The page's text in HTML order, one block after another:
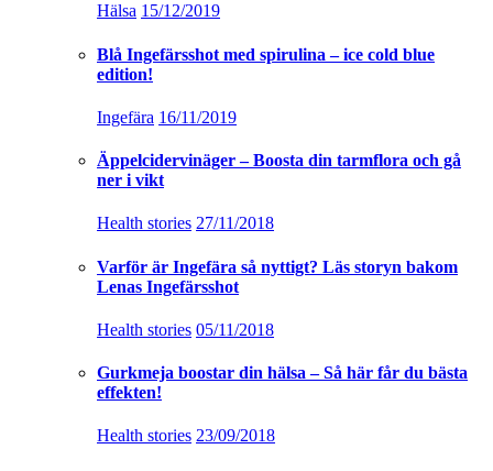
Hälsa 15/12/2019
Blå Ingefärsshot med spirulina – ice cold blue
edition!
Ingefära 16/11/2019
Äppelcidervinäger – Boosta din tarmflora och gå
ner i vikt
Health stories 27/11/2018
Varför är Ingefära så nyttigt? Läs storyn bakom
Lenas Ingefärsshot
Health stories 05/11/2018
Gurkmeja boostar din hälsa – Så här får du bästa
effekten!
Health stories 23/09/2018